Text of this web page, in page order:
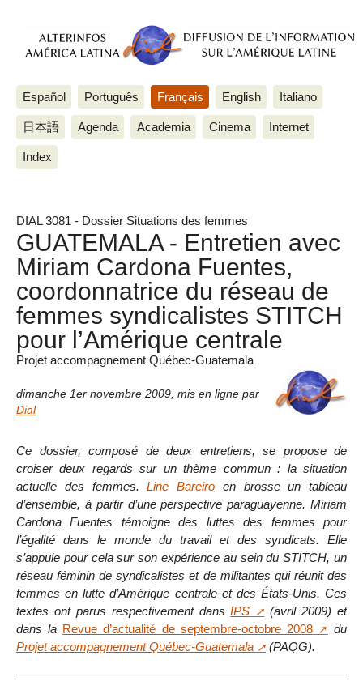
Español Português Français English Italiano
日本語 Agenda Academia Cinema Internet
Index
DIAL 3081 - Dossier Situations des femmes
GUATEMALA - Entretien avec
Miriam Cardona Fuentes,
coordonnatrice du réseau de
femmes syndicalistes STITCH
pour l’Amérique centrale
Projet accompagnement Québec-Guatemala
dimanche 1er novembre 2009 mis en ligne par
Dial
Ce dossier, composé de deux entretiens, se propose de
croiser deux regards sur un thème commun : la situation
actuelle des femmes.Line Bareiro en brosse un tableau
d’ensemble, à partir d’une perspective paraguayenne. Miriam
Cardona Fuentes témoigne des luttes des femmes pour
l’égalité dans le monde du travail et des syndicats. Elle
s’appuie pour cela sur son expérience au sein du STITCH, un
réseau féminin de syndicalistes et de militantes qui réunit des
femmes en lutte d’Amérique centrale et des États-Unis. Ces
textes ont parus respectivement dansIPS
(avril 2009) et
dans la Revue d’actualité de septembre-octobre 2008
du
Projet accompagnement Québec-Guatemala
(PAQG).